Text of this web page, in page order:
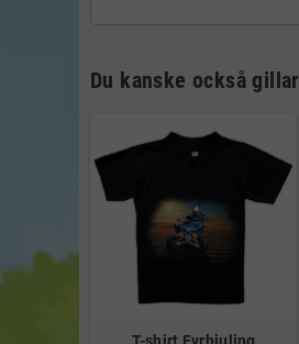
Du kanske också gillar
T-shirt Fyrhjuling